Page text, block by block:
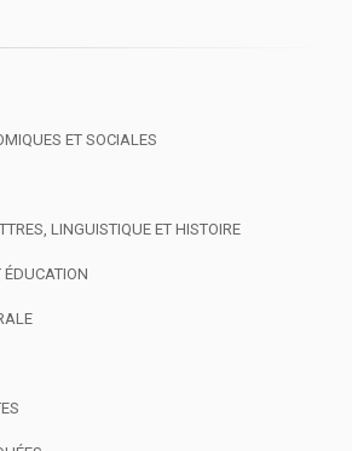
ET SOCIALES
LINGUISTIQUE ET HISTOIRE
ÉDUCATION